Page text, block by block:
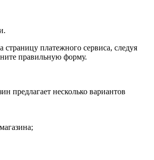
страницу платежного сервиса, следуя
правильную форму.
предлагает несколько вариантов